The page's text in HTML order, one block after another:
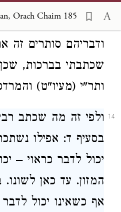
Orach Chaim 185
דתרומות
עיין שם. וכן כתב שם
ודבריהם סותרים זה
שכתבתי בברכות,
ותר"י (מעיו"ט)
14
ולפי זה מה שכתב
בסעיף ד: אפילו
יכול לדבר כראוי –
המזון. עד כאן
אף כשאינו יכול